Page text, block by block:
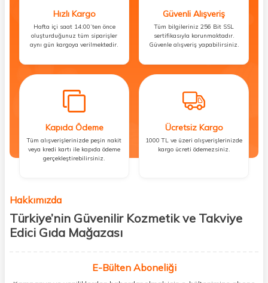
Hızlı Kargo
Hafta içi saat 14:00’ten önce
oluşturduğunuz tüm siparişler
aynı gün kargoya verilmektedir.
Güvenli Alışveriş
Tüm bilgileriniz 256 Bit SSL
sertifikasıyla korunmaktadır.
Güvenle alışveriş yapabilirsiniz.
Kapıda Ödeme
Tüm alışverişlerinizde peşin nakit
veya kredi kartı ile kapıda ödeme
gerçekleştirebilirsiniz.
Ücretsiz Kargo
1000 TL ve üzeri alışverişlerinizde
kargo ücreti ödemezsiniz.
Hakkımızda
Türkiye’nin Güvenilir Kozmetik ve Takviye
Edici Gıda Mağazası
kişisel bakım hem de takviye edici gıda ürünlerini sizlerle
buluşturuyoruz. Artık mağaza mağaza dolaşmanıza gerek yok;
E-Bülten Aboneliği